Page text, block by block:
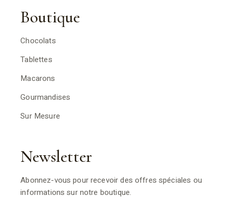
Boutique
Chocolats
Tablettes
Macarons
Gourmandises
Sur Mesure
Newsletter
Abonnez-vous pour recevoir des offres spéciales ou
informations sur notre boutique.